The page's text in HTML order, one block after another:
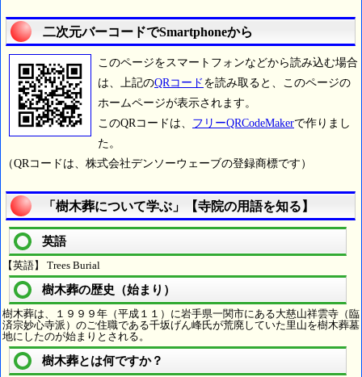
二次元バーコードでSmartphoneから
このページをスマートフォンなどから読み込む場合
は、上記のQRコード を読み取ると、このページの
ホームページが表示されます。
このQRコードは、 フリーQRCodeMakerで作りまし
た。
（QRコードは、株式会社デンソーウェーブの登録商標です）
「樹木葬について学ぶ」【寺院の用語を知る】
英語
【英語】 Trees Burial
樹木葬の歴史（始まり）
樹木葬は、１９９９年（平成１１）に岩手県一関市にある大慈山祥雲寺（臨
済宗妙心寺派）のご住職である千坂げん峰氏が荒廃していた里山を樹木葬墓
地にしたのが始まりとされる。
樹木葬とは何ですか？